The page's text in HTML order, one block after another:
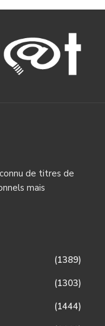
de titres de
mais
(1389)
(1303)
(1444)